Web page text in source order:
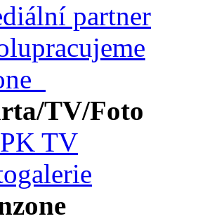
partner
TV/Foto
TV